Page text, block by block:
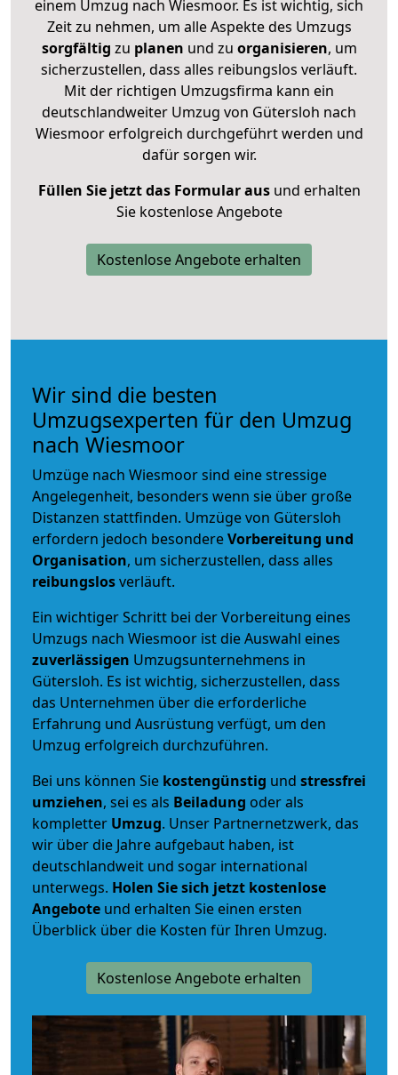
einem Umzug nach Wiesmoor. Es ist wichtig, sich
Zeit zu nehmen, um alle Aspekte des Umzugs
sorgfältig zu planen und zu organisieren, um
sicherzustellen, dass alles reibungslos verläuft.
Mit der richtigen Umzugsfirma kann ein
deutschlandweiter Umzug von Gütersloh nach
Wiesmoor erfolgreich durchgeführt werden und
dafür sorgen wir.
Füllen Sie jetzt das Formular ausund erhalten
Sie kostenlose Angebote
Kostenlose Angebote erhalten
Wir sind die besten
Umzugsexperten für den Umzug
nach Wiesmoor
Umzüge nach Wiesmoor sind eine stressige
Angelegenheit, besonders wenn sie über große
Distanzen stattfinden. Umzüge von Gütersloh
erfordern jedoch besondereVorbereitung und
Organisation, um sicherzustellen, dass alles
reibungslosverläuft.
Ein wichtiger Schritt bei der Vorbereitung eines
Umzugs nach Wiesmoor ist die Auswahl eines
zuverlässigen Umzugsunternehmens in
Gütersloh. Es ist wichtig, sicherzustellen, dass
das Unternehmen über die erforderliche
Erfahrung und Ausrüstung verfügt, um den
Umzug erfolgreich durchzuführen.
Bei uns können Sie kostengünstig und stressfrei
umziehen, sei es als Beiladung oder als
kompletter Umzug. Unser Partnernetzwerk, das
wir über die Jahre aufgebaut haben, ist
deutschlandweit und sogar international
unterwegs. Holen Sie sich jetzt kostenlose
Angebote und erhalten Sie einen ersten
Überblick über die Kosten für Ihren Umzug.
Kostenlose Angebote erhalten